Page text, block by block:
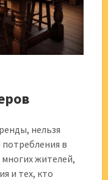
нельзя
в
многих жителей,
и тех, кто